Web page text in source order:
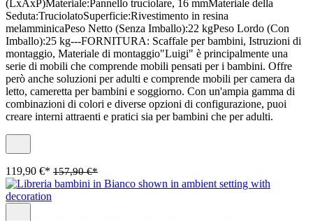
(LxAxP)Materiale:Pannello truciolare, 16 mmMateriale della
Seduta:TruciolatoSuperficie:Rivestimento in resina
melamminicaPeso Netto (Senza Imballo):22 kgPeso Lordo (Con
Imballo):25 kg---FORNITURA: Scaffale per bambini, Istruzioni di
montaggio, Materiale di montaggio"Luigi" è principalmente una
serie di mobili che comprende mobili pensati per i bambini. Offre
però anche soluzioni per adulti e comprende mobili per camera da
letto, cameretta per bambini e soggiorno. Con un'ampia gamma di
combinazioni di colori e diverse opzioni di configurazione, puoi
creare interni attraenti e pratici sia per bambini che per adulti.
119,90 €* 157,90 €*